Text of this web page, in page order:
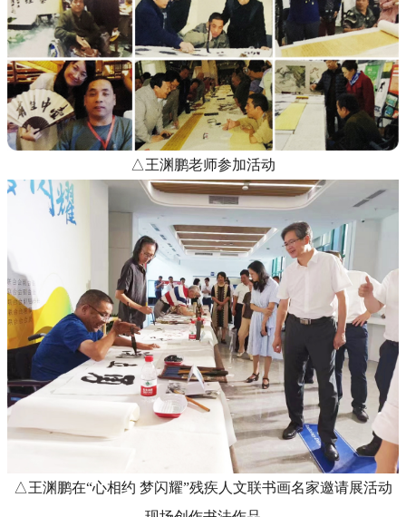
△王渊鹏老师参加活动
△王渊鹏在“心相约 梦闪耀”残疾人文联书画名家邀请展活动